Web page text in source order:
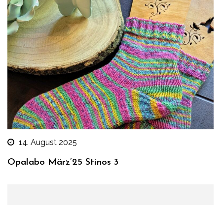
14. August 2025
Opalabo März’25 Stinos 3